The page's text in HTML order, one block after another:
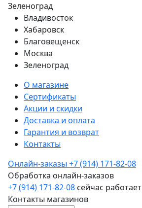
Зеленоград
Владивосток
Хабаровск
Благовещенск
Москва
Зеленоград
О магазине
Сертификаты
Акции и скидки
Доставка и оплата
Гарантия и возврат
Контакты
Онлайн-заказы +7 (914) 171-82-08
Обработка онлайн-заказов
+7 (914) 171-82-08 сейчас работает
Контакты магазинов